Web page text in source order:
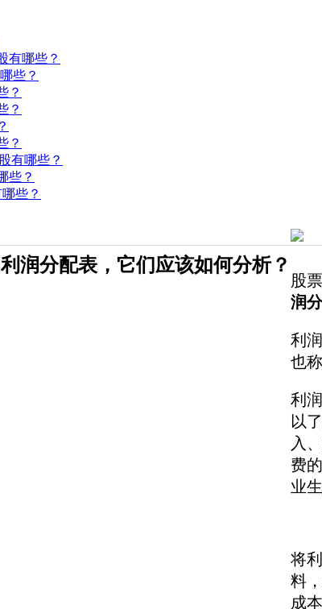
有哪些？
些？
？
？
？
有哪些？
些？
些？
润分配表，它们应该如何分析？
股
润
利
也
利
以
入
费
业
将
料
成